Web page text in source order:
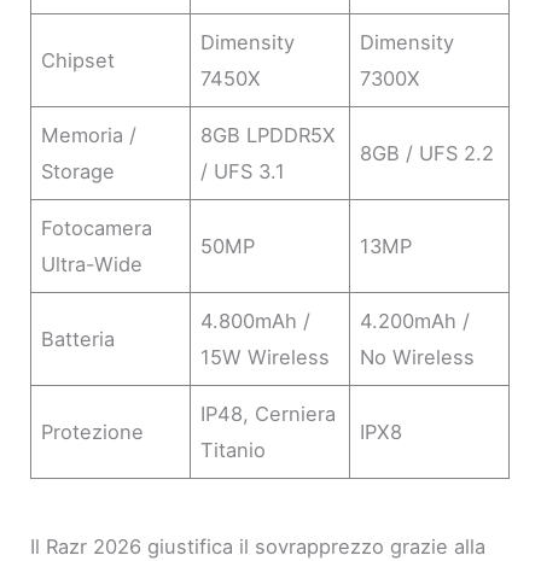
Chipset
Dimensity
7450X
Dimensity
7300X
Memoria /
Storage
8GB LPDDR5X
/ UFS 3.1
8GB / UFS 2.2
Fotocamera
Ultra-Wide
50MP 13MP
Batteria
4.800mAh /
15W Wireless
4.200mAh /
No Wireless
Protezione
IP48, Cerniera
Titanio
IPX8
Il Razr 2026 giustifica il sovrapprezzo grazie alla